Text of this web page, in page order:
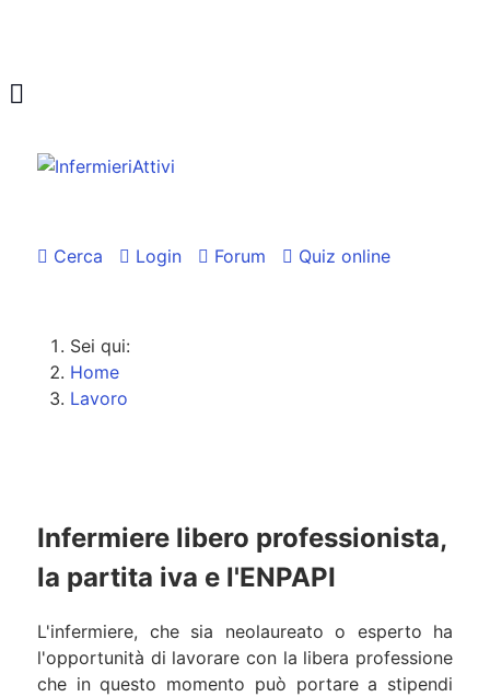
Cerca Login Forum Quiz online
Sei qui:
Home
Lavoro
Infermiere libero professionista,
la partita iva e l'ENPAPI
L'infermiere, che sia neolaureato o esperto ha
l'opportunità di lavorare con la libera professione
che in questo momento può portare a stipendi